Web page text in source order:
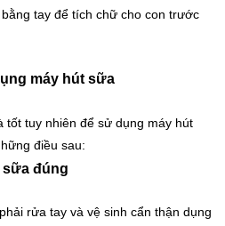
tay để tích chữ cho con trước
máy hút sữa
tốt tuy nhiên để sử dụng máy hút
điều sau:
sữa đúng
rửa tay và vệ sinh cẩn thận dụng